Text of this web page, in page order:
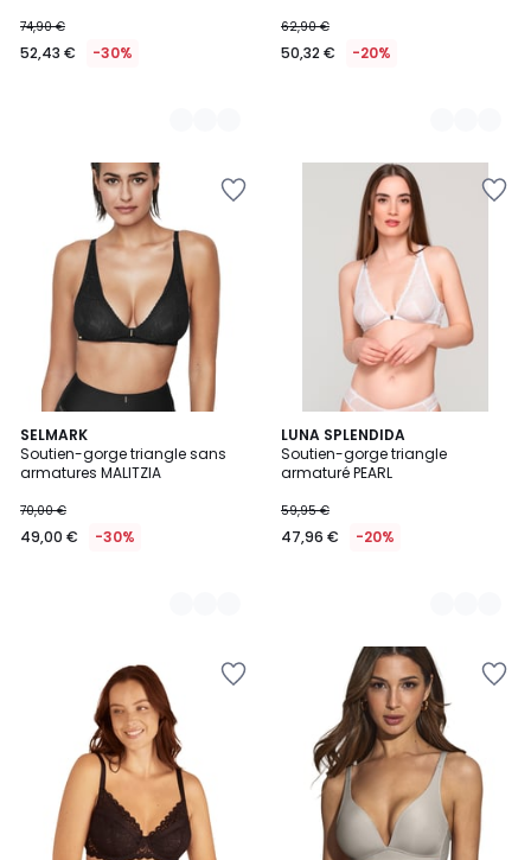
74,90 €
52,43 € -30%
62,90 €
50,32 € -20%
SELMARK
Soutien-gorge triangle sans
armatures MALITZIA
70,00 €
49,00 € -30%
3
Couleurs
LUNA SPLENDIDA
Soutien-gorge triangle
armaturé PEARL
59,95 €
47,96 € -20%
2
Couleurs